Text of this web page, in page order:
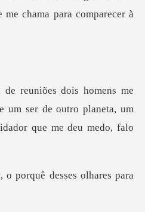
um ser de outro planeta, um
o porquê des